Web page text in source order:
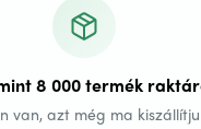
8 000 termék
van, azt még ma